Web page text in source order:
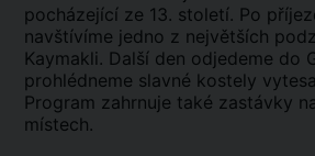
pocházející ze 13. století. Po
navštívíme jedno z největších
Kaymakli. Další den odjedeme do
prohlédneme slavné kostely
Program zahrnuje také zastávky
místech.